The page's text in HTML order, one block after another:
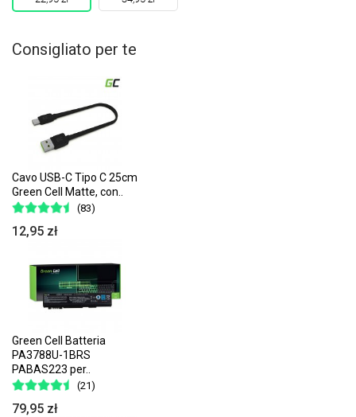
Consigliato per te
Cavo USB-C Tipo C 25cm
Green Cell Matte, con..
(83)
12,95 zł
Green Cell Batteria
PA3788U-1BRS
PABAS223 per..
(21)
79,95 zł